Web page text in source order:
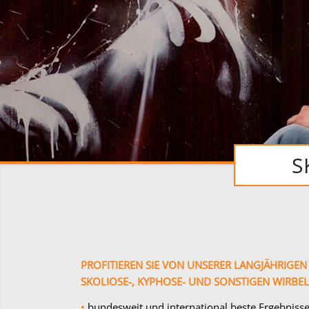
PROFITIEREN SIE VON UNSERER
SKOLIOSE-, KYPHOSE- UND SONSTIGEN